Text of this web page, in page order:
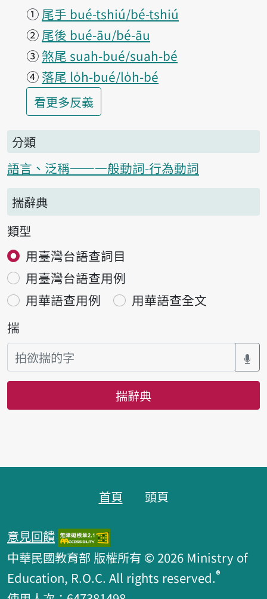
① 尾手 bué-tshiú/bé-tshiú
② 尾後 bué-āu/bé-āu
③ 煞尾 suah-bué/suah-bé
④ 落尾 lo̍h-bué/lo̍h-bé
看更多第2項釋義的
反義
分類
語言、泛稱——一般動詞-行為動詞
揣辭典
類型
用臺灣台語查詞目
用臺灣台語查用例
用華語查用例
用華語查全文
揣
揣辭典
首頁 頭頁
意見回饋
中華民國教育部 版權所有 © 2026 Ministry of
Education, R.O.C. All rights reserved.®